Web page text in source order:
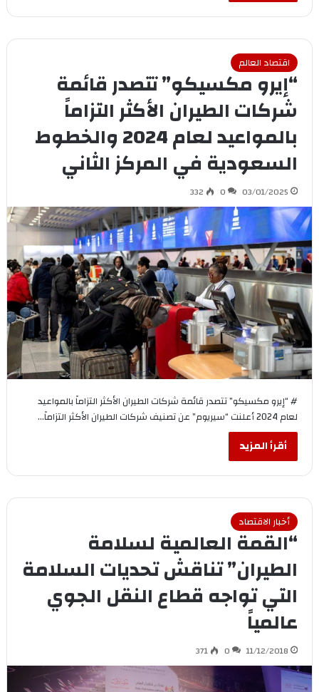
اقتصاد العالم
“إيرو مكسيكو” تتصدر قائمة
شركات الطيران الأكثر التزاماً
بالمواعيد لعام 2024 والخطوط
السعودية في المركز الثاني
03/01/2025
0
332
# “إيرو مكسيكو” تتصدر قائمة شركات الطيران الأكثر التزاماً بالمواعيد
لعام 2024 أعلنت “سيريوم” عن تصنيف شركات الطيران الأكثر التزاماً…
أقرأ المزيد
أخبار الاقتصاد
“القمة العالمية لسلامة
الطيران” تناقش تحديات السلامة
التي تواجه قطاع النقل الجوي
عالمياً
11/12/2018
0
371